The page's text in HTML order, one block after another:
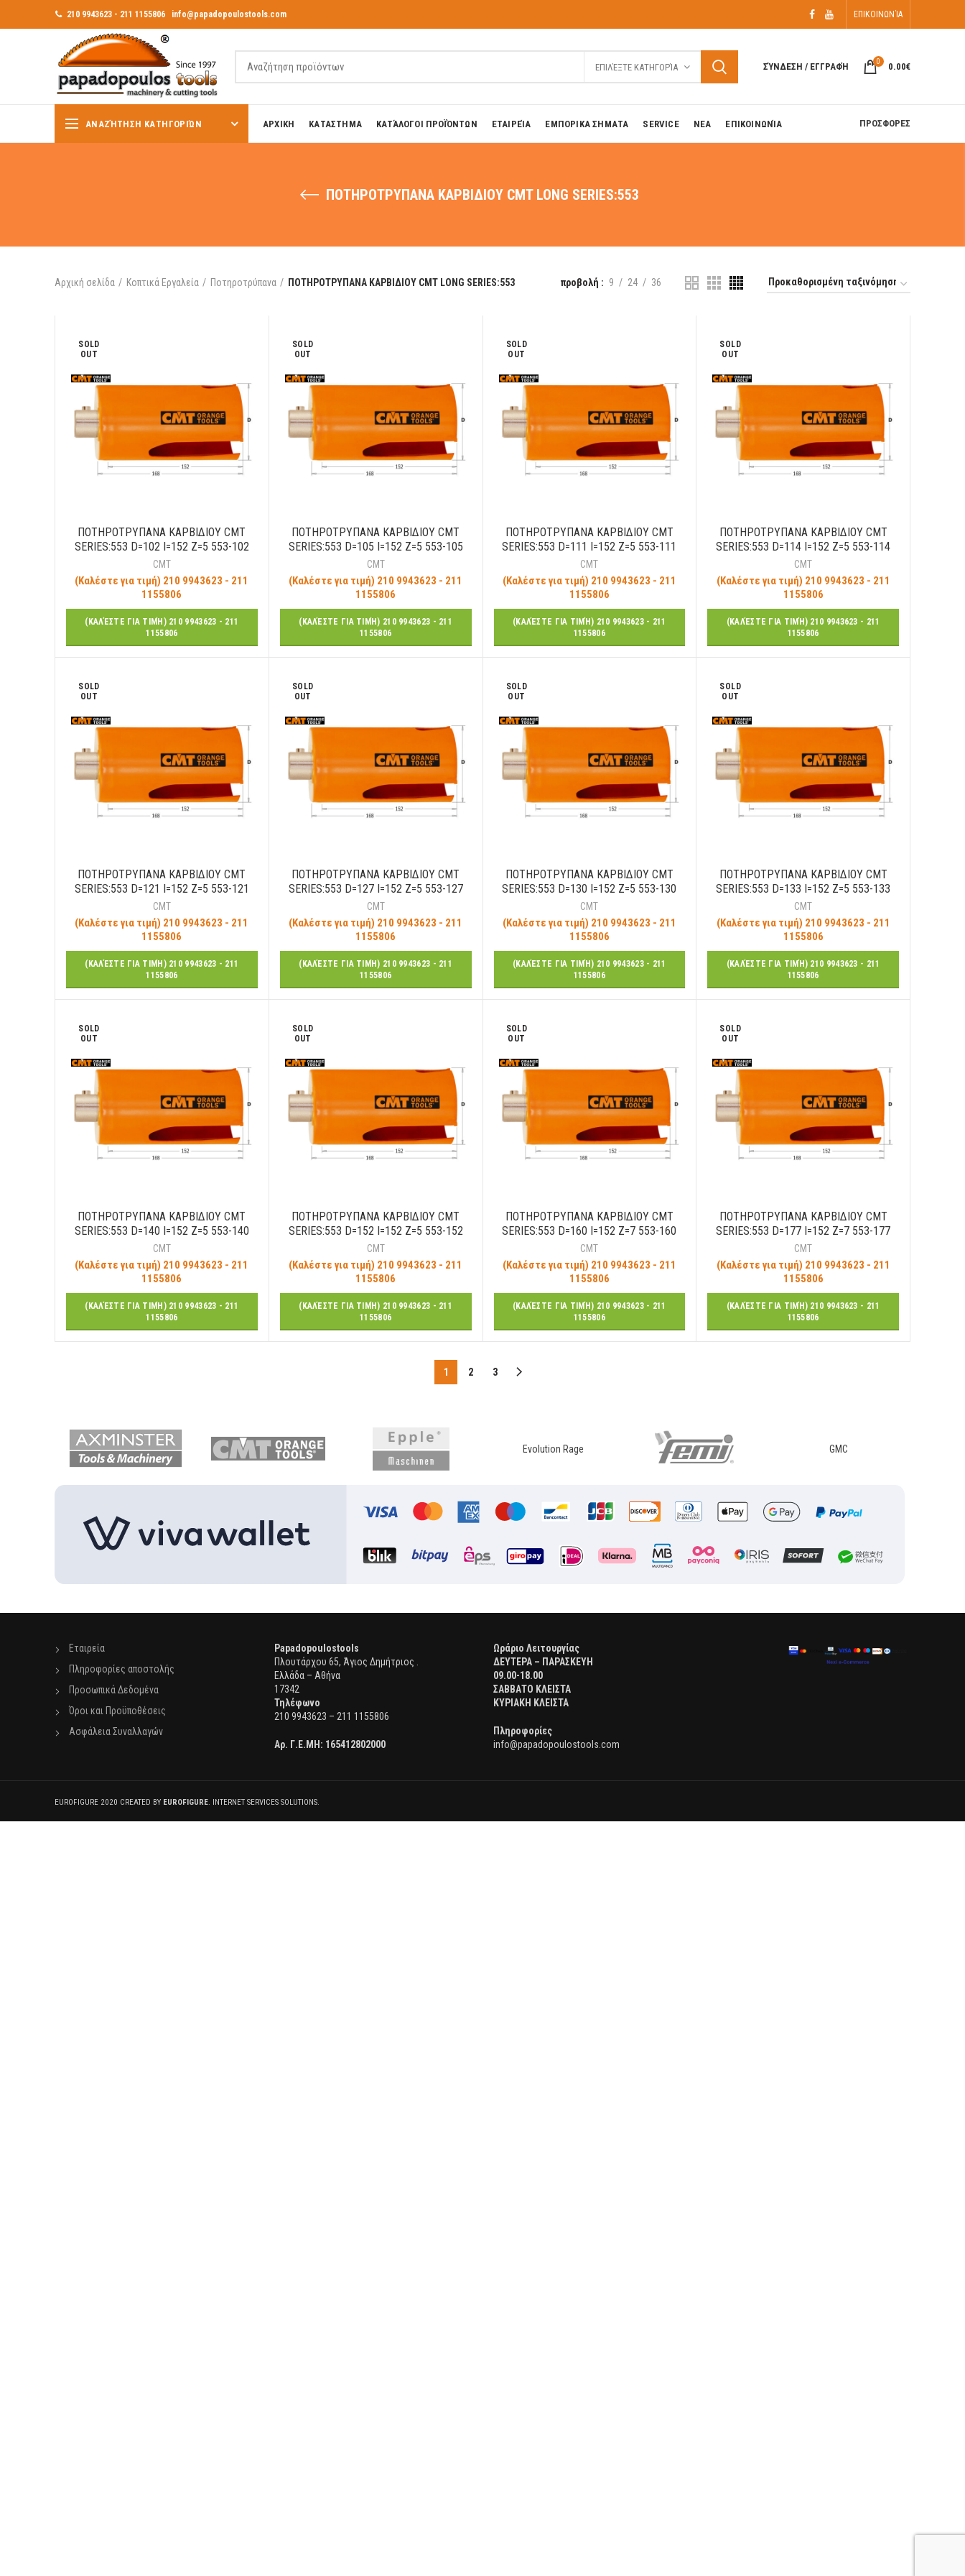
210 9943623 - 211 1155806 info@papadopoulostools.com ΕΠΙΚΟΙΝΩΝΊΑ
ΕΠΙΛΈΞΤΕ ΚΑΤΗΓΟΡΊΑ ΣΎΝΔΕΣΗ / ΕΓΓΡΑΦΉ 0 0.00€
ΑΝΑΖΉΤΗΣΗ ΚΑΤΗΓΟΡΙΏΝ ΑΡΧΙΚΗ ΚΑΤΑΣΤΗΜΑ ΚΑΤΆΛΟΓΟΙ ΠΡΟΪΌΝΤΩΝ ΕΤΑΙΡΕΊΑ ΕΜΠΟΡΙΚΑ ΣΗΜΑΤΑ SERVICE ΝΕΑ ΕΠΙΚΟΙΝΩΝΊΑ ΠΡΟΣΦΟΡΕΣ
ΠΟΤΗΡΟΤΡΥΠΑΝΑ ΚΑΡΒΙΔΙΟΥ CMT LONG SERIES:553
Αρχική σελίδα Κοπτικά Εργαλεία Ποτηροτρύπανα ΠΟΤΗΡΟΤΡΥΠΑΝΑ ΚΑΡΒΙΔΙΟΥ CMT LONG SERIES:553 προβολή 9 24 36
SOLD
OUT
ΠΟΤΗΡΟΤΡΥΠΑΝΑ ΚΑΡΒΙΔΙΟΥ CMT
SERIES:553 D=102 I=152 Z=5 553-102
CMT
(Καλέστε για τιμή) 210 9943623 - 211
1155806
(ΚΑΛΈΣΤΕ ΓΙΑ ΤΙΜΉ) 210 9943623 - 211
1155806
SOLD
OUT
ΠΟΤΗΡΟΤΡΥΠΑΝΑ ΚΑΡΒΙΔΙΟΥ CMT
SERIES:553 D=105 I=152 Z=5 553-105
CMT
(Καλέστε για τιμή) 210 9943623 - 211
1155806
(ΚΑΛΈΣΤΕ ΓΙΑ ΤΙΜΉ) 210 9943623 - 211
1155806
SOLD
OUT
ΠΟΤΗΡΟΤΡΥΠΑΝΑ ΚΑΡΒΙΔΙΟΥ CMT
SERIES:553 D=111 I=152 Z=5 553-111
CMT
(Καλέστε για τιμή) 210 9943623 - 211
1155806
(ΚΑΛΈΣΤΕ ΓΙΑ ΤΙΜΉ) 210 9943623 - 211
1155806
SOLD
OUT
ΠΟΤΗΡΟΤΡΥΠΑΝΑ ΚΑΡΒΙΔΙΟΥ CMT
SERIES:553 D=114 I=152 Z=5 553-114
CMT
(Καλέστε για τιμή) 210 9943623 - 211
1155806
(ΚΑΛΈΣΤΕ ΓΙΑ ΤΙΜΉ) 210 9943623 - 211
1155806
SOLD
OUT
ΠΟΤΗΡΟΤΡΥΠΑΝΑ ΚΑΡΒΙΔΙΟΥ CMT
SERIES:553 D=121 I=152 Z=5 553-121
CMT
(Καλέστε για τιμή) 210 9943623 - 211
1155806
(ΚΑΛΈΣΤΕ ΓΙΑ ΤΙΜΉ) 210 9943623 - 211
1155806
SOLD
OUT
ΠΟΤΗΡΟΤΡΥΠΑΝΑ ΚΑΡΒΙΔΙΟΥ CMT
SERIES:553 D=127 I=152 Z=5 553-127
CMT
(Καλέστε για τιμή) 210 9943623 - 211
1155806
(ΚΑΛΈΣΤΕ ΓΙΑ ΤΙΜΉ) 210 9943623 - 211
1155806
SOLD
OUT
ΠΟΤΗΡΟΤΡΥΠΑΝΑ ΚΑΡΒΙΔΙΟΥ CMT
SERIES:553 D=130 I=152 Z=5 553-130
CMT
(Καλέστε για τιμή) 210 9943623 - 211
1155806
(ΚΑΛΈΣΤΕ ΓΙΑ ΤΙΜΉ) 210 9943623 - 211
1155806
SOLD
OUT
ΠΟΤΗΡΟΤΡΥΠΑΝΑ ΚΑΡΒΙΔΙΟΥ CMT
SERIES:553 D=133 I=152 Z=5 553-133
CMT
(Καλέστε για τιμή) 210 9943623 - 211
1155806
(ΚΑΛΈΣΤΕ ΓΙΑ ΤΙΜΉ) 210 9943623 - 211
1155806
SOLD
OUT
ΠΟΤΗΡΟΤΡΥΠΑΝΑ ΚΑΡΒΙΔΙΟΥ CMT
SERIES:553 D=140 I=152 Z=5 553-140
CMT
(Καλέστε για τιμή) 210 9943623 - 211
1155806
(ΚΑΛΈΣΤΕ ΓΙΑ ΤΙΜΉ) 210 9943623 - 211
1155806
SOLD
OUT
ΠΟΤΗΡΟΤΡΥΠΑΝΑ ΚΑΡΒΙΔΙΟΥ CMT
SERIES:553 D=152 I=152 Z=5 553-152
CMT
(Καλέστε για τιμή) 210 9943623 - 211
1155806
(ΚΑΛΈΣΤΕ ΓΙΑ ΤΙΜΉ) 210 9943623 - 211
1155806
SOLD
OUT
ΠΟΤΗΡΟΤΡΥΠΑΝΑ ΚΑΡΒΙΔΙΟΥ CMT
SERIES:553 D=160 I=152 Z=7 553-160
CMT
(Καλέστε για τιμή) 210 9943623 - 211
1155806
(ΚΑΛΈΣΤΕ ΓΙΑ ΤΙΜΉ) 210 9943623 - 211
1155806
SOLD
OUT
ΠΟΤΗΡΟΤΡΥΠΑΝΑ ΚΑΡΒΙΔΙΟΥ CMT
SERIES:553 D=177 I=152 Z=7 553-177
CMT
(Καλέστε για τιμή) 210 9943623 - 211
1155806
(ΚΑΛΈΣΤΕ ΓΙΑ ΤΙΜΉ) 210 9943623 - 211
1155806
1 2 3
Evolution Rage GMC
Εταιρεία
Πληροφορίες αποστολής
Προσωπικά Δεδομένα
Όροι και Προϋποθέσεις
Ασφάλεια Συναλλαγών
Papadopoulostools
Πλουτάρχου 65, Άγιος Δημήτριος .
Ελλάδα – Αθήνα
17342
Τηλέφωνο
210 9943623 – 211 1155806
Αρ. Γ.Ε.ΜΗ: 165412802000
Ωράριο Λειτουργίας
ΔΕΥΤΕΡΑ – ΠΑΡΑΣΚΕΥΗ
09.00-18.00
ΣΑΒΒΑΤΟ ΚΛΕΙΣΤΑ
ΚΥΡΙΑΚΗ ΚΛΕΙΣΤΑ
Πληροφορίες
info@papadopoulostools.com
EUROFIGURE 2020 CREATED BY EUROFIGURE . INTERNET SERVICES SOLUTIONS.